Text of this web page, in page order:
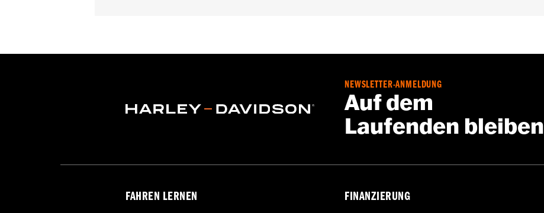
Installationsanleitung
In Einheiten erhältlich:Paar
Rechter und linker Handgriff, Installationsanleitung
NEWSLETTER-ANMELDUNG
Auf dem
Laufenden bleiben
FAHREN LERNEN FINANZIERUNG